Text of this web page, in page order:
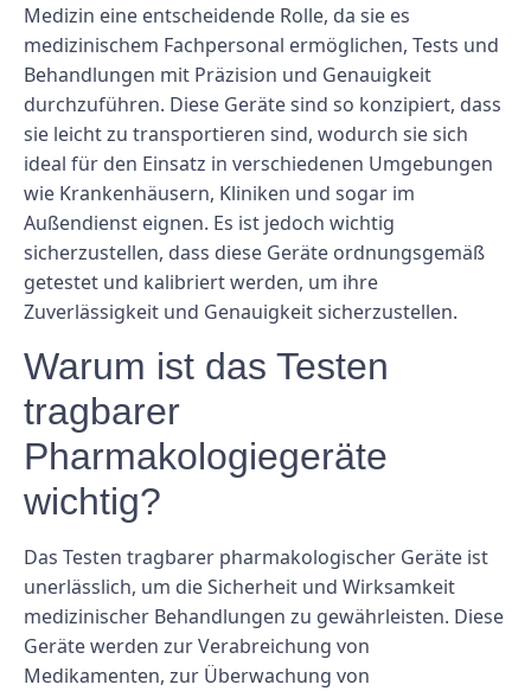
Medizin eine entscheidende Rolle, da sie es
medizinischem Fachpersonal ermöglichen, Tests und
Behandlungen mit Präzision und Genauigkeit
durchzuführen. Diese Geräte sind so konzipiert, dass
sie leicht zu transportieren sind, wodurch sie sich
ideal für den Einsatz in verschiedenen Umgebungen
wie Krankenhäusern, Kliniken und sogar im
Außendienst eignen. Es ist jedoch wichtig
sicherzustellen, dass diese Geräte ordnungsgemäß
getestet und kalibriert werden, um ihre
Zuverlässigkeit und Genauigkeit sicherzustellen.
Warum ist das Testen
tragbarer
Pharmakologiegeräte
wichtig?
Das Testen tragbarer pharmakologischer Geräte ist
unerlässlich, um die Sicherheit und Wirksamkeit
medizinischer Behandlungen zu gewährleisten. Diese
Geräte werden zur Verabreichung von
Medikamenten, zur Überwachung von